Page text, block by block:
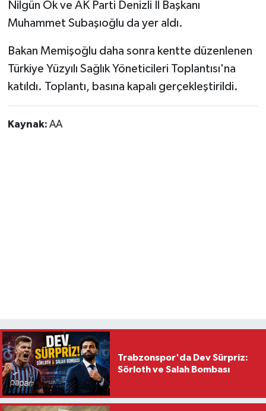
Nilgün Ök ve AK Parti Denizli İl Başkanı
Muhammet Subaşıoğlu da yer aldı.
Bakan Memişoğlu daha sonra kentte düzenlenen
Türkiye Yüzyılı Sağlık Yöneticileri Toplantısı'na
katıldı. Toplantı, basına kapalı gerçekleştirildi.
Kaynak: AA
Trabzonspor'da Dev Sürpriz:
Sörloth ve Salah Bombası